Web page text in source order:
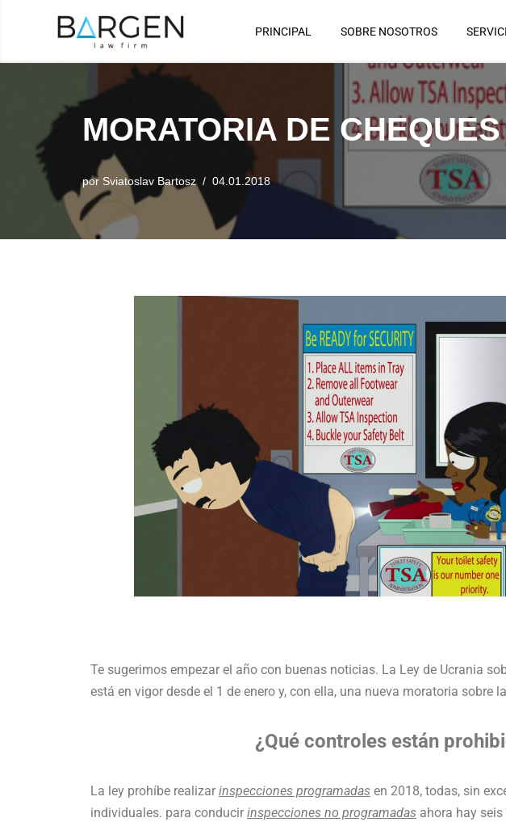
al
PRINCIPAL SOBRE NOSOTROS
MORATORIA DE
por Sviatoslav Bartosz 04.01.2018
Te sugerimos empezar el año con buenas noticias. La Ley de Ucrania
está en vigor desde el 1 de enero y, con ella, una nueva moratoria sobre
¿Qué controles están
La ley prohíbe realizar inspecciones programadas en 2018, todas, sin
individuales. para conducir inspecciones no programadas ahora hay